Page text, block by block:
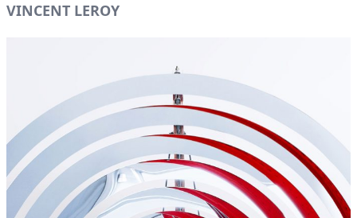
VINCENT LEROY